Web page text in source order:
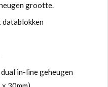
grootte.
datablokken
in-line geheugen